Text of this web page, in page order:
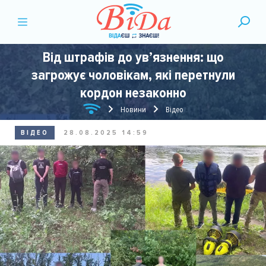
Від штрафів до ув’язнення: що
загрожує чоловікам, які перетнули
кордон незаконно
Новини Відео
ВІДЕО 28.08.2025 14:59